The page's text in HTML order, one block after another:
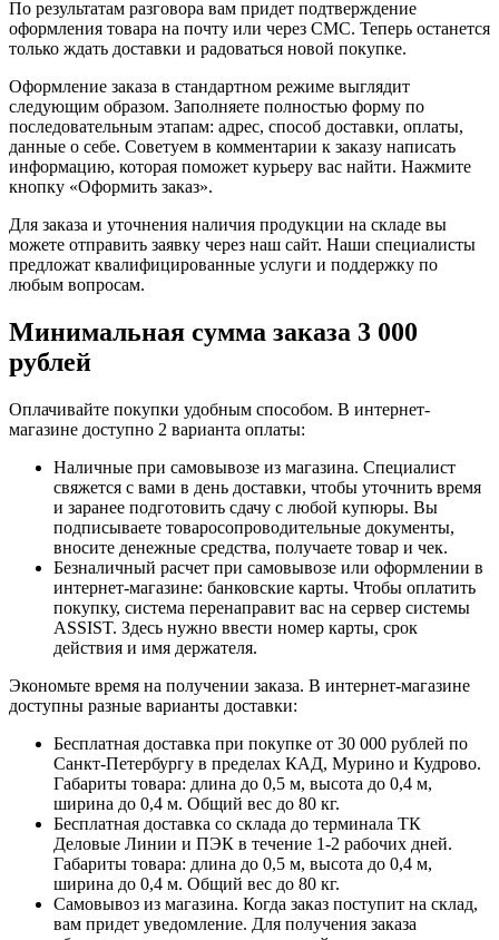
По результатам разговора вам придет подтверждение
оформления товара на почту или через СМС. Теперь останется
только ждать доставки и радоваться новой покупке.
Оформление заказа в стандартном режиме выглядит
следующим образом. Заполняете полностью форму по
последовательным этапам: адрес, способ доставки, оплаты,
данные о себе. Советуем в комментарии к заказу написать
информацию, которая поможет курьеру вас найти. Нажмите
кнопку «Оформить заказ».
Для заказа и уточнения наличия продукции на складе вы
можете отправить заявку через наш сайт. Наши специалисты
предложат квалифицированные услуги и поддержку по
любым вопросам.
Минимальная сумма заказа 3 000
рублей
Оплачивайте покупки удобным способом. В интернет-
магазине доступно 2 варианта оплаты:
Наличные при самовывозе из магазина. Специалист
свяжется с вами в день доставки, чтобы уточнить время
и заранее подготовить сдачу с любой купюры. Вы
подписываете товаросопроводительные документы,
вносите денежные средства, получаете товар и чек.
Безналичный расчет при самовывозе или оформлении в
интернет-магазине: банковские карты. Чтобы оплатить
покупку, система перенаправит вас на сервер системы
ASSIST. Здесь нужно ввести номер карты, срок
действия и имя держателя.
Экономьте время на получении заказа. В интернет-магазине
доступны разные варианты доставки:
Бесплатная доставка при покупке от 30 000 рублей по
Санкт-Петербургу в пределах КАД, Мурино и Кудрово.
Габариты товара: длина до 0,5 м, высота до 0,4 м,
ширина до 0,4 м. Общий вес до 80 кг.
Бесплатная доставка со склада до терминала ТК
Деловые Линии и ПЭК в течение 1-2 рабочих дней.
Габариты товара: длина до 0,5 м, высота до 0,4 м,
ширина до 0,4 м. Общий вес до 80 кг.
Самовывоз из магазина. Когда заказ поступит на склад,
вам придет уведомление. Для получения заказа